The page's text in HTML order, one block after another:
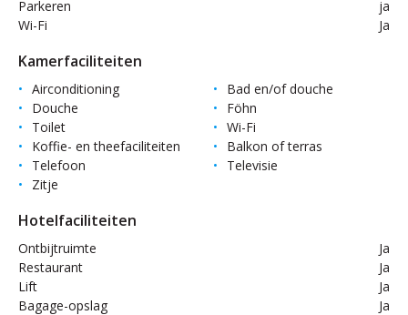
Parkeren
ja
Wi-Fi
Ja
Kamerfaciliteiten
Airconditioning
Bad en/of douche
Douche
Föhn
Toilet
Wi-Fi
Koffie- en theefaciliteiten
Balkon of terras
Telefoon
Televisie
Zitje
Hotelfaciliteiten
Ontbijtruimte
Ja
Restaurant
Ja
Lift
Ja
Bagage-opslag
Ja